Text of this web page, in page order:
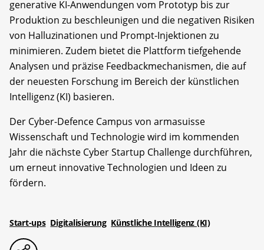
generative KI-Anwendungen vom Prototyp bis zur
Produktion zu beschleunigen und die negativen Risiken
von Halluzinationen und Prompt-Injektionen zu
minimieren. Zudem bietet die Plattform tiefgehende
Analysen und präzise Feedbackmechanismen, die auf
der neuesten Forschung im Bereich der künstlichen
Intelligenz (KI) basieren.
Der Cyber-Defence Campus von armasuisse
Wissenschaft und Technologie wird im kommenden
Jahr die nächste Cyber Startup Challenge durchführen,
um erneut innovative Technologien und Ideen zu
fördern.
Start-ups Digitalisierung Künstliche Intelligenz (KI)